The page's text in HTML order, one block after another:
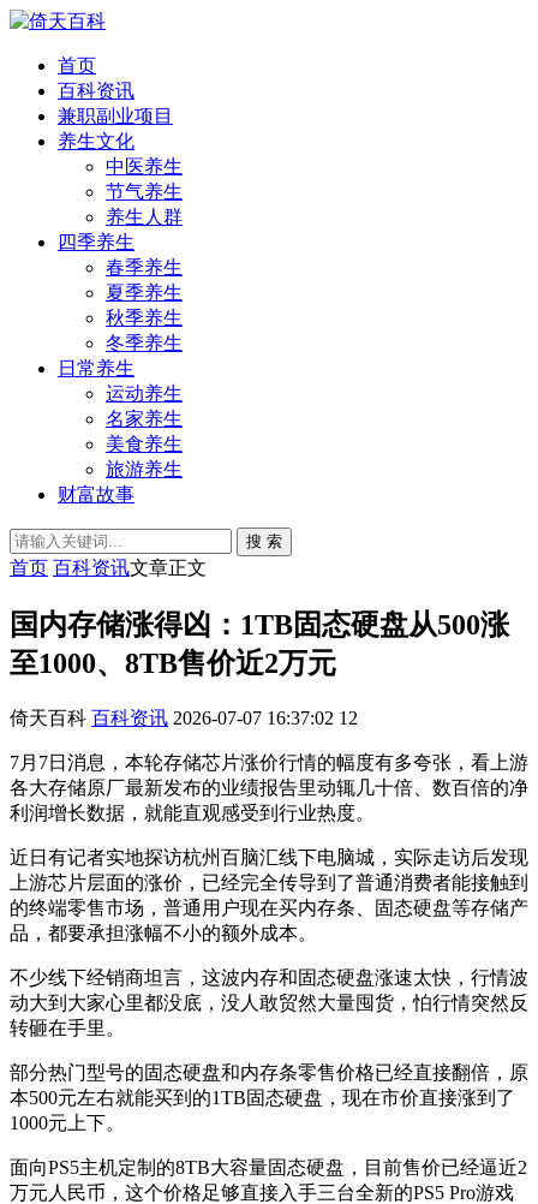
首页
百科资讯
兼职副业项目
养生文化
中医养生
节气养生
养生人群
四季养生
春季养生
夏季养生
秋季养生
冬季养生
日常养生
运动养生
名家养生
美食养生
旅游养生
财富故事
搜 索
首页 百科资讯文章正文
国内存储涨得凶：1TB固态硬盘从500涨
至1000、8TB售价近2万元
倚天百科 百科资讯 2026-07-07 16:37:02 12
7月7日消息，本轮存储芯片涨价行情的幅度有多夸张，看上游
各大存储原厂最新发布的业绩报告里动辄几十倍、数百倍的净
利润增长数据，就能直观感受到行业热度。
近日有记者实地探访杭州百脑汇线下电脑城，实际走访后发现
上游芯片层面的涨价，已经完全传导到了普通消费者能接触到
的终端零售市场，普通用户现在买内存条、固态硬盘等存储产
品，都要承担涨幅不小的额外成本。
不少线下经销商坦言，这波内存和固态硬盘涨速太快，行情波
动大到大家心里都没底，没人敢贸然大量囤货，怕行情突然反
转砸在手里。
部分热门型号的固态硬盘和内存条零售价格已经直接翻倍，原
本500元左右就能买到的1TB固态硬盘，现在市价直接涨到了
1000元上下。
面向PS5主机定制的8TB大容量固态硬盘，目前售价已经逼近2
万元人民币，这个价格足够直接入手三台全新的PS5 Pro游戏